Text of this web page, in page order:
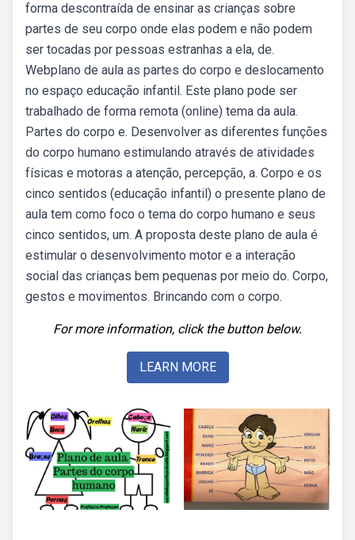
forma descontraída de ensinar as crianças sobre
partes de seu corpo onde elas podem e não podem
ser tocadas por pessoas estranhas a ela, de.
Webplano de aula as partes do corpo e deslocamento
no espaço educação infantil. Este plano pode ser
trabalhado de forma remota (online) tema da aula.
Partes do corpo e. Desenvolver as diferentes funções
do corpo humano estimulando através de atividades
físicas e motoras a atenção, percepção, a. Corpo e os
cinco sentidos (educação infantil) o presente plano de
aula tem como foco o tema do corpo humano e seus
cinco sentidos, um. A proposta deste plano de aula é
estimular o desenvolvimento motor e a interação
social das crianças bem pequenas por meio do. Corpo,
gestos e movimentos. Brincando com o corpo.
For more information, click the button below.
LEARN MORE